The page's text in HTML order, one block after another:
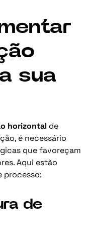
sua
horizontal de
é necessário
que favoreçam
Aqui estão
processo:
de